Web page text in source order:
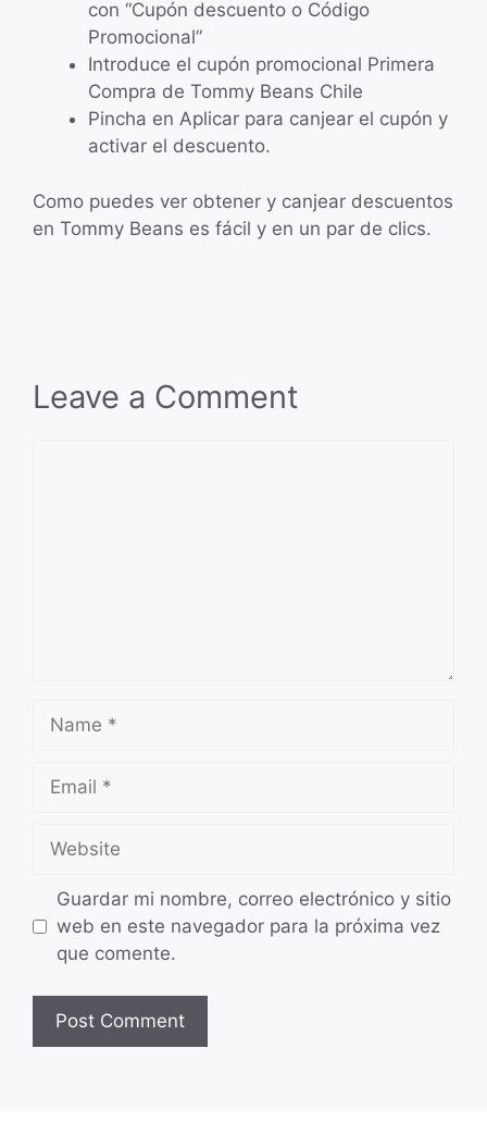
con “Cupón descuento o Código
Promocional”
Introduce el cupón promocional Primera
Compra de Tommy Beans Chile
Pincha en Aplicar para canjear el cupón y
activar el descuento.
Como puedes ver obtener y canjear descuentos
en Tommy Beans es fácil y en un par de clics.
Leave a Comment
Name
Email
Website
Guardar mi nombre, correo electrónico y sitio
web en este navegador para la próxima vez
que comente.